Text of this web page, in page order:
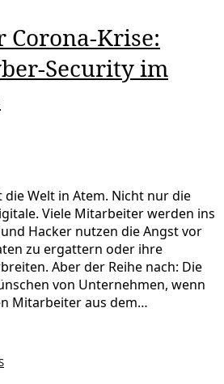
Corona-Krise:
Security im
die Welt in Atem. Nicht nur die
Viele Mitarbeiter werden ins
Hacker nutzen die Angst vor
zu ergattern oder ihre
Aber der Reihe nach: Die
von Unternehmen, wenn
Mitarbeiter aus dem…